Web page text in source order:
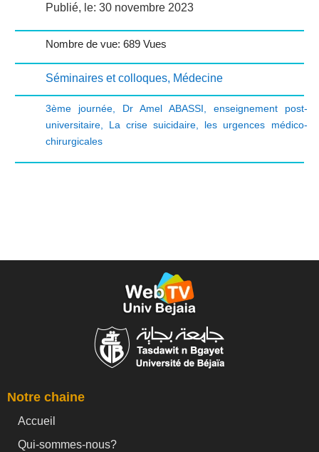
Publié, le: 30 novembre 2023
Nombre de vue: 689 Vues
Séminaires et colloques, Médecine
3ème journée, Dr Amel ABASSI
enseignement post-
universitaire, La crise suicidaire
les urgences médico-
chirurgicales
Notre chaine
Accueil
Qui-sommes-nous?